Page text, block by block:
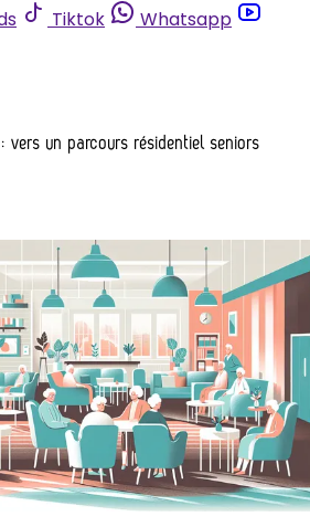
Tiktok
Whatsapp
vers un parcours résidentiel seniors